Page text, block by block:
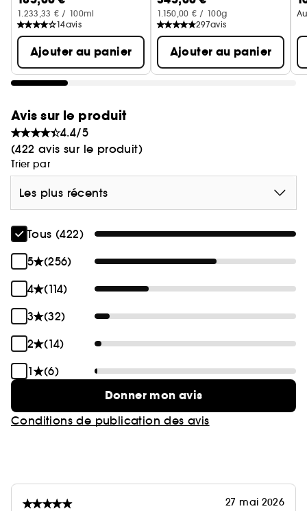
• Réduit visiblement les rides et les ridules
profondes
• Purifie les pores et cible les imperfections à la
racine, pour une peau claire, lisse et uniforme
• Aide à optimiser le microbiome cutané
• Réduit l'apparence des cicatrices d'acné
hydratée, radieuse et rebondie
1.233,33 € / 100ml
14avis
Ajouter au panier
1.150,00 € / 100g
297avis
Ajouter au panier
Avis sur le produit
4.4/5
(422 avis sur le produit)
Trier par
Les plus récents
Tous (422)
5
(256)
4
(114)
3
(32)
2
(14)
1
(6)
Donner mon avis
Conditions de publication des avis
27 mai 2026